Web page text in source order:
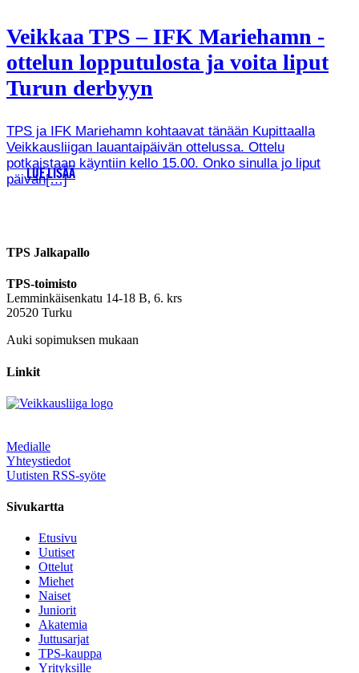
Veikkaa TPS – IFK Mariehamn -
ottelun lopputulosta ja voita liput
Turun derbyyn
TPS ja IFK Mariehamn kohtaavat tänään Kupittaalla
Veikkausliigan lauantaipäivän ottelussa. Ottelu
potkaistaan käyntiin kello 15.00. Onko sinulla jo liput
päivän[…]
LUE LISÄÄ
TPS Jalkapallo
TPS-toimisto
Lemminkäisenkatu 14-18 B, 6. krs
20520 Turku
Auki sopimuksen mukaan
Linkit
Medialle
Yhteystiedot
Uutisten RSS-syöte
Sivukartta
Etusivu
Uutiset
Ottelut
Miehet
Naiset
Juniorit
Akatemia
Juttusarjat
TPS-kauppa
Yrityksille